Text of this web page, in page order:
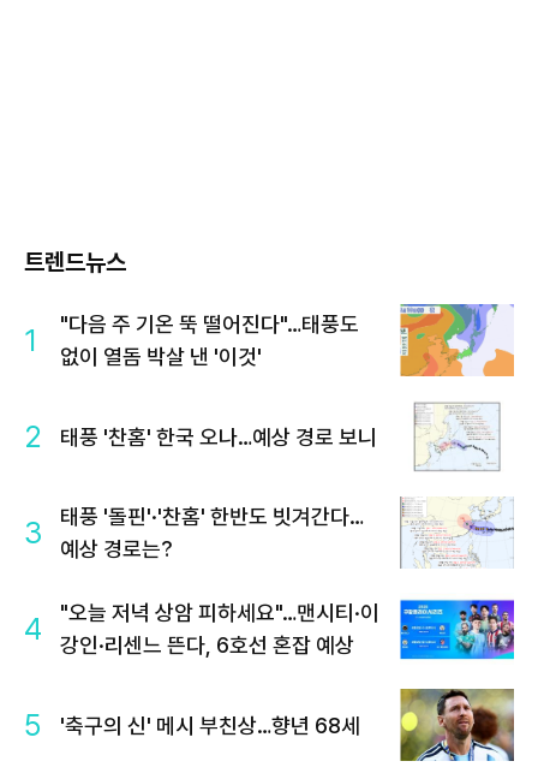
트렌드뉴스
1
"다음 주 기온 뚝 떨어진다"…태풍도
없이 열돔 박살 낸 '이것'
2 태풍 '찬홈' 한국 오나…예상 경로 보니
3
태풍 '돌핀'·'찬홈' 한반도 빗겨간다…
예상 경로는?
4
"오늘 저녁 상암 피하세요"…맨시티·이
강인·리센느 뜬다, 6호선 혼잡 예상
5 '축구의 신' 메시 부친상…향년 68세